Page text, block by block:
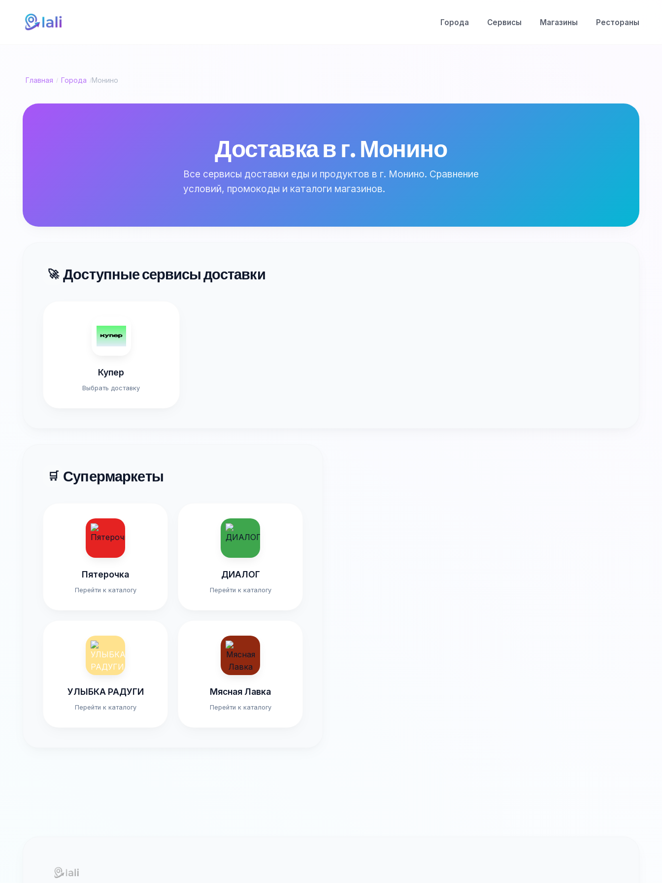
Города Сервисы Магазины Рестораны
Главная / Города /Монино
Доставка в г. Монино
Все сервисы доставки еды и продуктов в г. Монино. Сравнение
условий, промокоды и каталоги магазинов.
🚀 Доступные сервисы доставки
Купер
Выбрать доставку
🛒 Супермаркеты
Пятерочка
Перейти к каталогу
ДИАЛОГ
Перейти к каталогу
УЛЫБКА РАДУГИ
Перейти к каталогу
Мясная Лавка
Перейти к каталогу